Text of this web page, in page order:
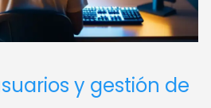
y gestión de